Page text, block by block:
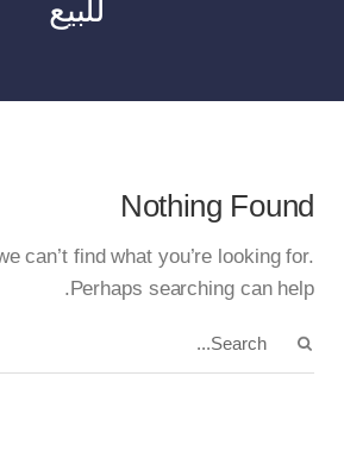
للبيع
Nothing Found
can’t find what you’re looking for.
Perhaps searching can help.